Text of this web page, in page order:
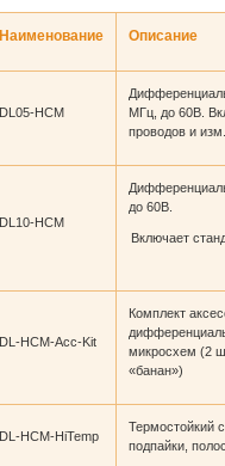
Наименование Описание
DL05-HCM
МГц, до 60В.
проводов и
DL10-HCM
до 60В.
Включает
DL-HCM-Acc-Kit
Комплект
микросхем (2
«банан»)
DL-HCM-HiTemp
Термостойкий
подпайки,